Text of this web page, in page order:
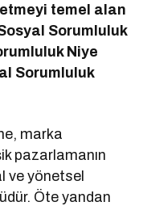
temel alan
Sorumluluk
Niye
Sorumluluk
marka
pazarlamanın
ve yönetsel
Öte yandan